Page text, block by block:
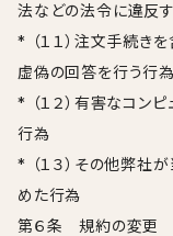
法などの法令に違反
* （１１）注文手続き
虚偽の回答を行う行為
* （１２）有害なコン
行為
* （１３）その他弊社
めた行為
第６条 規約の変更